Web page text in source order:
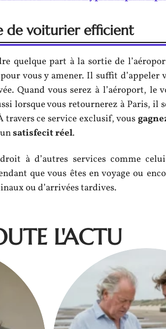
de voiturier efficient
quelque part à la sortie de
vous y amener. Il suffit
Quand vous serez à l’aéroport, le
lorsque vous retournerez à Paris, il
ce service exclusif, vous
satisfecit réel.
à d’autres services comme
que vous êtes en voyage ou
ou d’arrivées tardives.
L'ACTU